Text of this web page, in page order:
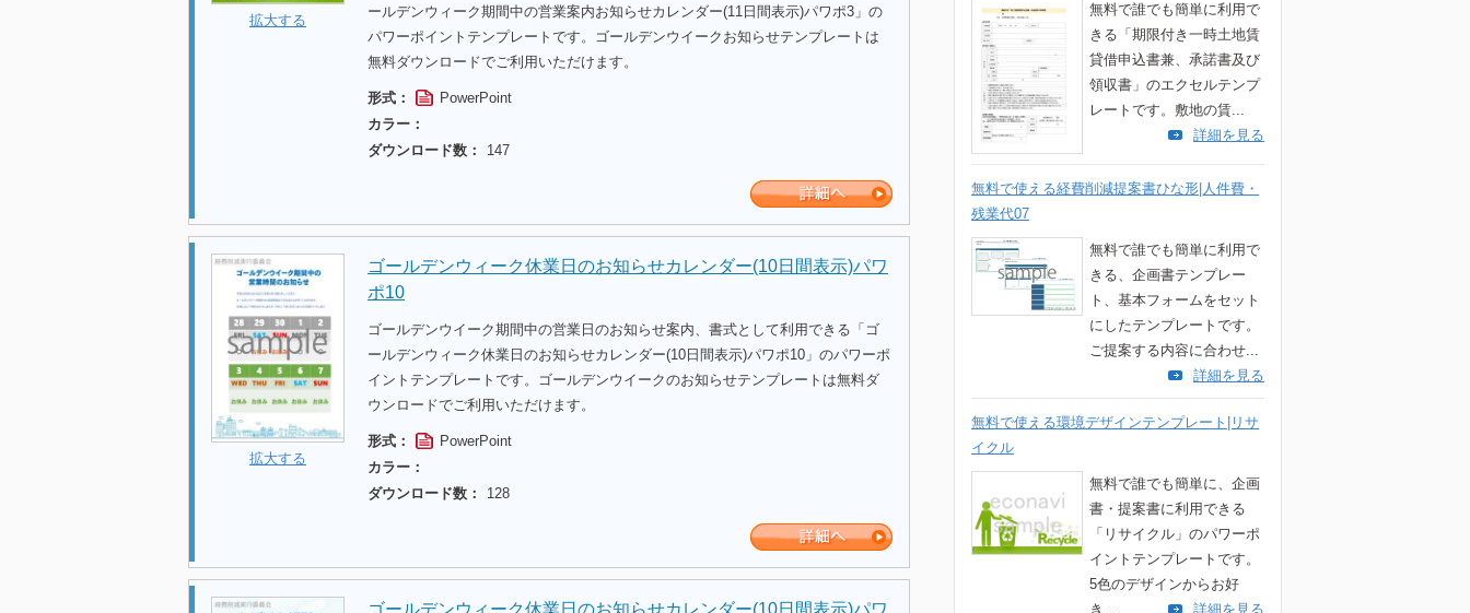
拡大する
ールデンウィーク期間中の営業案内お知らせカレンダー(11日間表示)パワポ3」の
パワーポイントテンプレートです。ゴールデンウイークお知らせテンプレートは
無料ダウンロードでご利用いただけます。
形式：
PowerPoint
カラー：
ダウンロード数：
147
拡大する
ゴールデンウィーク休業日のお知らせカレンダー(10日間表示)パワ
ポ10
ゴールデンウイーク期間中の営業日のお知らせ案内、書式として利用できる「ゴ
ールデンウィーク休業日のお知らせカレンダー(10日間表示)パワポ10」のパワーポ
イントテンプレートです。ゴールデンウイークのお知らせテンプレートは無料ダ
ウンロードでご利用いただけます。
形式：
PowerPoint
カラー：
ダウンロード数：
128
ゴールデンウィーク休業日のお知らせカレンダー(10日間表示)パワ
無料で誰でも簡単に利用で
きる「期限付き一時土地賃
貸借申込書兼、承諾書及び
領収書」のエクセルテンプ
レートです。敷地の賃...
詳細を見る
無料で使える経費削減提案書ひな形|人件費・
残業代07
無料で誰でも簡単に利用で
きる、企画書テンプレー
ト、基本フォームをセット
にしたテンプレートです。
ご提案する内容に合わせ...
詳細を見る
無料で使える環境デザインテンプレート|リサ
イクル
無料で誰でも簡単に、企画
書・提案書に利用できる
「リサイクル」のパワーポ
イントテンプレートです。
5色のデザインからお好
き...
詳細を見る